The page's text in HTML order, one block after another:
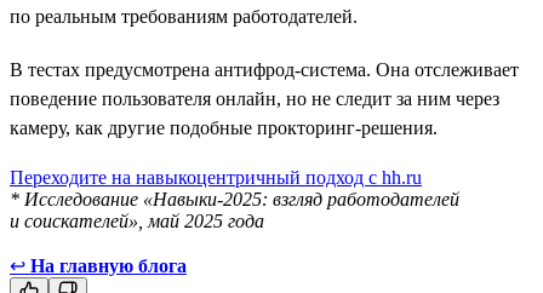
по реальным требованиям работодателей.
В тестах предусмотрена антифрод-система. Она отслеживает
поведение пользователя онлайн, но не следит за ним через
камеру, как другие подобные прокторинг-решения.
Переходите на навыкоцентричный подход с hh.ru
* Исследование «Навыки-2025: взгляд работодателей
и соискателей», май 2025 года
↩ На главную блога